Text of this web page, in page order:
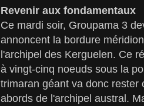
Revenir aux fondamentaux
Ce mardi soir, Groupama 3
annoncent la bordure
l'archipel des Kerguelen. Ce
à vingt-cinq noeuds sous la
trimaran géant va donc rester
abords de l'archipel austral.